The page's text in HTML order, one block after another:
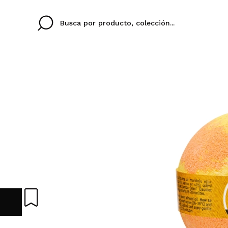
No tengo cuenta
Al crear una cuenta
rápidamente, revisar
anteriores.
IDIOMA ENGLISH
Ines
colori